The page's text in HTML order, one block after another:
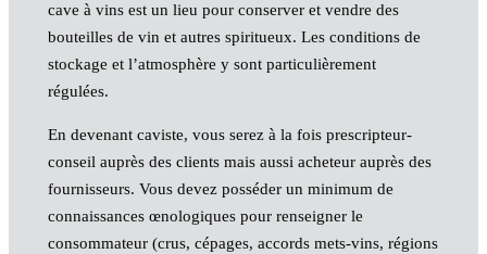
cave à vins est un lieu pour conserver et vendre des
bouteilles de vin et autres spiritueux. Les conditions de
stockage et l’atmosphère y sont particulièrement
régulées.
En devenant caviste, vous serez à la fois prescripteur-
conseil auprès des clients mais aussi acheteur auprès des
fournisseurs. Vous devez posséder un minimum de
connaissances œnologiques pour renseigner le
consommateur (crus, cépages, accords mets-vins, régions